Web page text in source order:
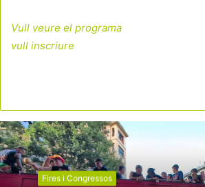
Vull veure el programa
vull inscriure
Fires i Congressos